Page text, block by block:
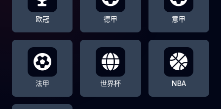
欧冠 德甲 意甲
法甲 世界杯 NBA